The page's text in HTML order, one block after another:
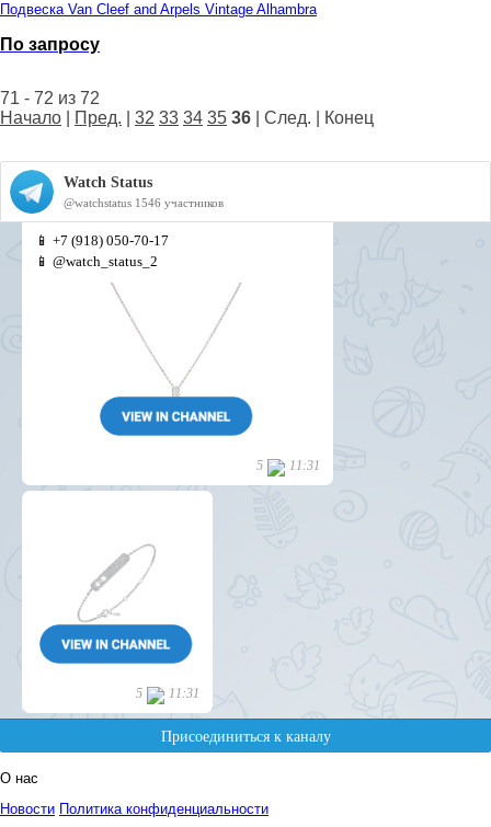
Подвеска Van Cleef and Arpels Vintage Alhambra
По запросу
71 - 72 из 72
Начало
Пред. 32 33 34 35 36 | След. | Конец
О нас
Новости Политика конфиденциальности